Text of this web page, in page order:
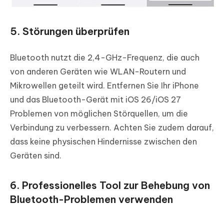
5. Störungen überprüfen
Bluetooth nutzt die 2,4-GHz-Frequenz, die auch
von anderen Geräten wie WLAN-Routern und
Mikrowellen geteilt wird. Entfernen Sie Ihr iPhone
und das Bluetooth-Gerät mit iOS 26/iOS 27
Problemen von möglichen Störquellen, um die
Verbindung zu verbessern. Achten Sie zudem darauf,
dass keine physischen Hindernisse zwischen den
Geräten sind.
6. Professionelles Tool zur Behebung von
Bluetooth-Problemen verwenden